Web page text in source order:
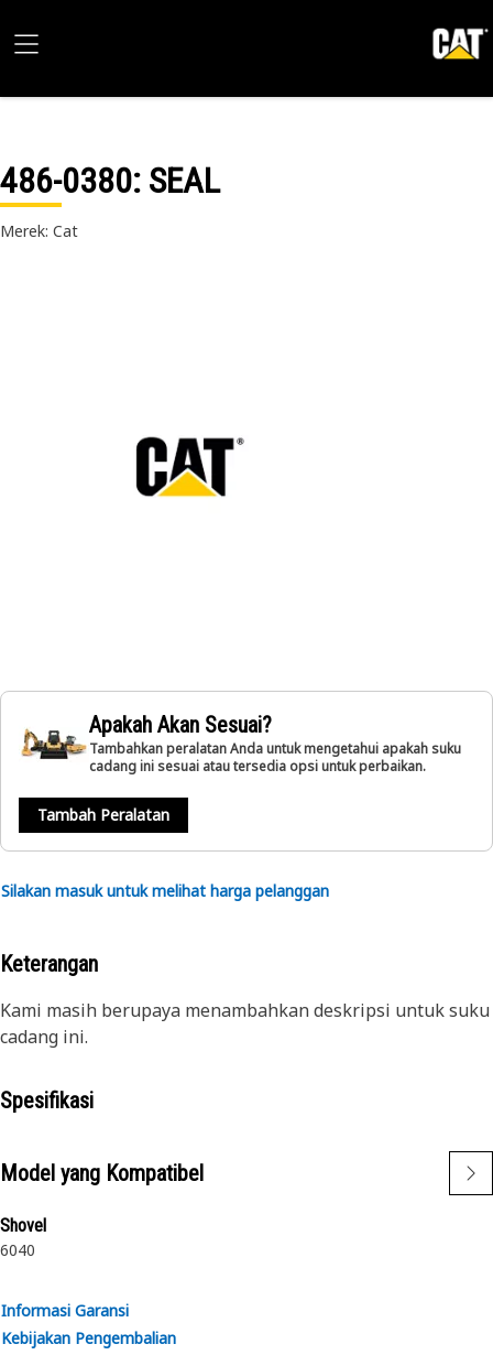
486-0380: SEAL
Merek: Cat
Apakah Akan Sesuai?
Tambahkan peralatan Anda untuk mengetahui apakah suku
cadang ini sesuai atau tersedia opsi untuk perbaikan.
Tambah Peralatan
Silakan masuk untuk melihat harga pelanggan
Keterangan
Kami masih berupaya menambahkan deskripsi untuk suku
cadang ini.
Spesifikasi
Model yang Kompatibel
Shovel
6040
Informasi Garansi
Kebijakan Pengembalian